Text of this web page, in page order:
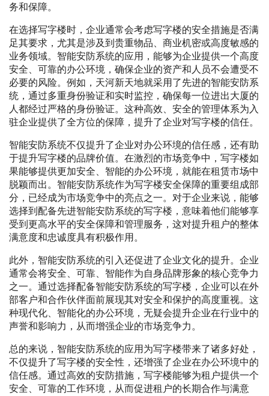
务和保障。
在选择写字楼时，企业通常会考虑写字楼的安全措施是否满
足其要求，尤其是涉及到贵重物品、商业机密或高度敏感的
业务领域。智能安防系统的应用，能够为企业提供一个高度
安全、可靠的办公环境，确保企业的资产和人员不会遭受不
必要的风险。例如，天河新天地就采用了先进的智能安防系
统，通过多重身份验证和实时监控，确保每一位进出大厦的
人都经过严格的身份验证。这种高效、安全的管理体系为入
驻企业提供了全方位的保障，提升了企业对写字楼的信任。
智能安防系统不仅提升了企业对办公环境的信任感，还有助
于提升写字楼的品牌价值。在激烈的市场竞争中，写字楼如
果能够提供更加安全、智能的办公环境，就能在租赁市场中
脱颖而出。智能安防系统作为写字楼安全保障的重要组成部
分，已经成为市场竞争中的亮点之一。对于企业来说，能够
选择到配备先进智能安防系统的写字楼，意味着他们能够享
受到更高水平的安全保障和管理服务，这对提升租户的整体
满意度和忠诚度具有积极作用。
此外，智能安防系统的引入还促进了企业文化的提升。企业
通常会将安全、可靠、智能作为自身品牌形象的核心竞争力
之一。通过选择配备智能安防系统的写字楼，企业可以在外
部客户和合作伙伴面前展现其对安全和保护的高度重视。这
种现代化、智能化的办公环境，无疑会提升企业在行业中的
声誉和影响力，从而增强企业的市场竞争力。
总的来说，智能安防系统的应用为写字楼带来了诸多好处，
不仅提升了写字楼的安全性，还增强了企业在办公环境中的
信任感。通过高效的安防措施，写字楼能够为租户提供一个
安全、可靠的工作环境，从而促进租户的长期合作与满意